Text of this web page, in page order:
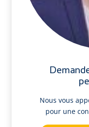
Nous vous
pour une